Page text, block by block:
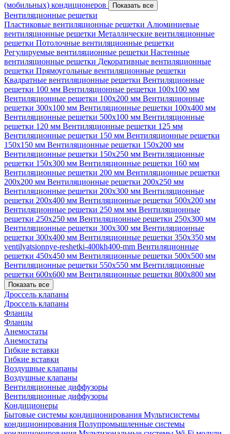
(мобильных) кондиционеров
Показать все
Вентиляционные решетки
Пластиковые вентиляционные решетки Алюминиевые
вентиляционные решетки Металлические вентиляционные
решетки Потолочные вентиляционные решетки
Регулируемые вентиляционные решетки Настенные
вентиляционные решетки Декоративные вентиляционные
решетки Прямоугольные вентиляционные решетки
Квадратные вентиляционные решетки Вентиляционные
решетки 100 мм Вентиляционные решетки 100х100 мм
Вентиляционные решетки 100х200 мм Вентиляционные
решетки 300х100 мм Вентиляционные решетки 100х400 мм
Вентиляционные решетки 500х100 мм Вентиляционные
решетки 120 мм Вентиляционные решетки 125 мм
Вентиляционные решетки 150 мм Вентиляционные решетки
150х150 мм Вентиляционные решетки 150х200 мм
Вентиляционные решетки 150х250 мм Вентиляционные
решетки 150х300 мм Вентиляционные решетки 160 мм
Вентиляционные решетки 200 мм Вентиляционные решетки
200х200 мм Вентиляционные решетки 200х250 мм
Вентиляционные решетки 200х300 мм Вентиляционные
решетки 200х400 мм Вентиляционные решетки 500х200 мм
Вентиляционные решетки 250 мм мм Вентиляционные
решетки 250х250 мм Вентиляционные решетки 250х300 мм
Вентиляционные решетки 300х300 мм Вентиляционные
решетки 300х400 мм Вентиляционные решетки 350х350 мм
ventilyatsionnye-reshetki-400kh400-mm Вентиляционные
решетки 450х450 мм Вентиляционные решетки 500х500 мм
Вентиляционные решетки 550х550 мм Вентиляционные
решетки 600х600 мм Вентиляционные решетки 800х800 мм
Показать все
Дроссель клапаны
Дроссель клапаны
Фланцы
Фланцы
Анемостаты
Анемостаты
Гибкие вставки
Гибкие вставки
Воздушные клапаны
Воздушные клапаны
Вентиляционные диффузоры
Вентиляционные диффузоры
Кондиционеры
Бытовые системы кондиционирования Мультисистемы
кондиционирования Полупромышленные системы